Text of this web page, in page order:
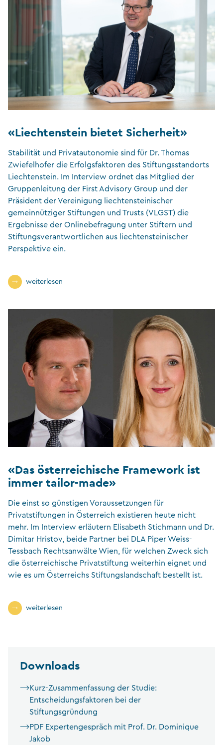
«Liechtenstein bietet Sicherheit»
Stabilität und Privatautonomie sind für Dr. Thomas
Zwiefelhofer die Erfolgsfaktoren des Stiftungsstandorts
Liechtenstein. Im Interview ordnet das Mitglied der
Gruppenleitung der First Advisory Group und der
Präsident der Vereinigung liechtensteinischer
gemeinnütziger Stiftungen und Trusts (VLGST) die
Ergebnisse der Onlinebefragung unter Stiftern und
Stiftungsverantwortlichen aus liechtensteinischer
Perspektive ein.
weiterlesen
«Das österreichische Framework ist
immer tailor-made»
Die einst so günstigen Voraussetzungen für
Privatstiftungen in Österreich existieren heute nicht
mehr. Im Interview erläutern Elisabeth Stichmann und Dr.
Dimitar Hristov, beide Partner bei DLA Piper Weiss-
Tessbach Rechtsanwälte Wien, für welchen Zweck sich
die österreichische Privatstiftung weiterhin eignet und
wie es um Österreichs Stiftungslandschaft bestellt ist.
weiterlesen
Downloads
Kurz-Zusammenfassung der Studie:
Entscheidungsfaktoren bei der
Stiftungsgründung
PDF Expertengespräch mit Prof. Dr. Dominique
Jakob